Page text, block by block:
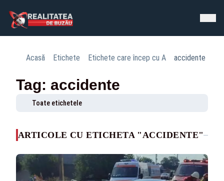
Acasă Etichete Etichete care încep cu A accidente
Tag: accidente
Toate etichetele
ARTICOLE CU ETICHETA "ACCIDENTE"